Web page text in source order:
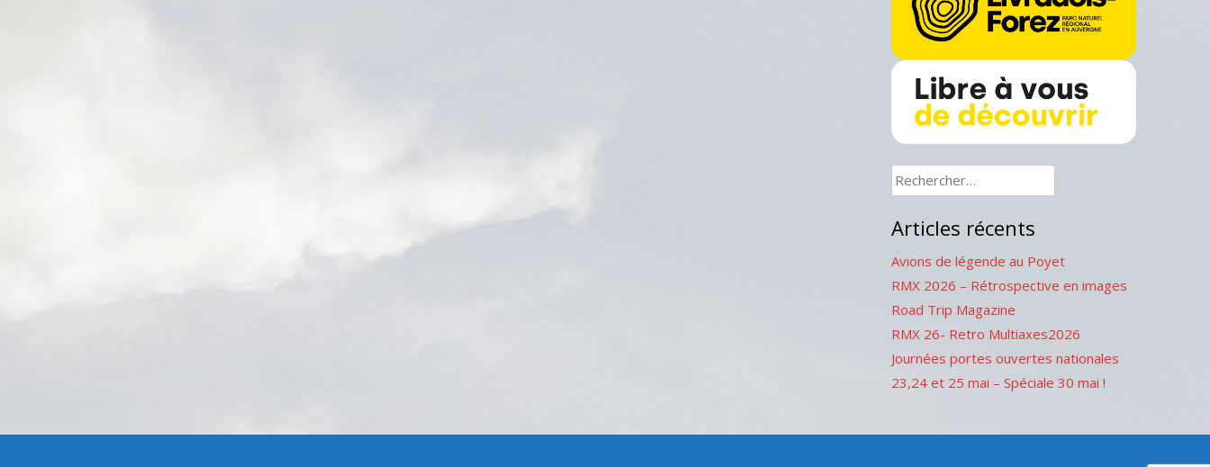
Rechercher :
Articles récents
Avions de légende au Poyet
RMX 2026 – Rétrospective en images
Road Trip Magazine
RMX 26- Retro Multiaxes2026
Journées portes ouvertes nationales
23,24 et 25 mai – Spéciale 30 mai !